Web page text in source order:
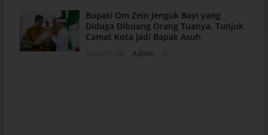
Bupati Om Zein Jenguk Bayi yang
Diduga Dibuang Orang Tuanya, Tunjuk
Camat Kota Jadi Bapak Asuh
Admin